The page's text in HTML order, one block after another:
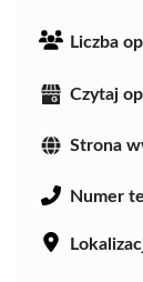
Liczba
Czytaj
Strona
Numer